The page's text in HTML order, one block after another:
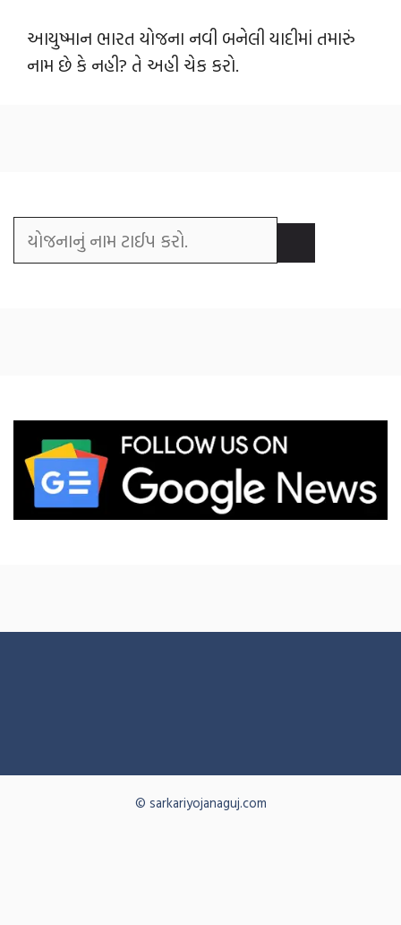
આયુષ્માન ભારત યોજના નવી બનેલી યાદીમાં તમારું
નામ છે કે નહી? તે અહી ચેક કરો.
© sarkariyojanaguj.com